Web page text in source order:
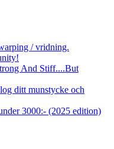
/ vridning.
And Stiff....But
ditt munstycke och
3000:- (2025 edition)